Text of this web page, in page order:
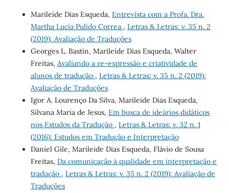
Marileide Dias Esqueda, Entrevista com a Profa. Dra.
Martha Lucía Pulido Correa , Letras & Letras: v. 35 n. 2
(2019): Avaliação de Traduções
Georges L. Bastin, Marileide Dias Esqueda, Walter
Freitas, Avaliando a re-expressão e criatividade de
alunos de tradução , Letras & Letras: v. 35 n. 2 (2019):
Avaliação de Traduções
Igor A. Lourenço Da Silva, Marileide Dias Esqueda,
Silvana Maria de Jesus, Em busca de ideários didáticos
nos Estudos da Tradução , Letras & Letras: v. 32 n. 1
(2016): Estudos em Tradução e Interpretação
Daniel Gile, Marileide Dias Esqueda, Flávio de Sousa
Freitas, Da comunicação à qualidade em interpretação e
tradução , Letras & Letras: v. 35 n. 2 (2019): Avaliação de
Traduções